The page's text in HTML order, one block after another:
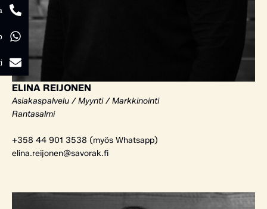
ELINA REIJONEN
Asiakaspalvelu / Myynti / Markkinointi
Rantasalmi
+358 44 901 3538 (myös Whatsapp)
elina.reijonen@savorak.fi